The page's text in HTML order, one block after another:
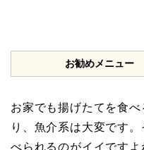
お勧めメニュー
お家でも揚げたてを食
り、魚介系は大変です
べられるのがイイですよ